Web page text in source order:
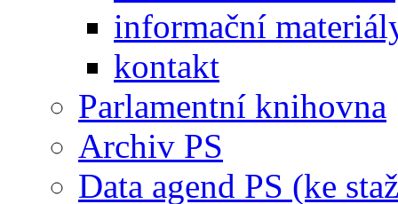
informační
kontakt
Parlamentní knihovna
Archiv PS
Data agend PS (ke